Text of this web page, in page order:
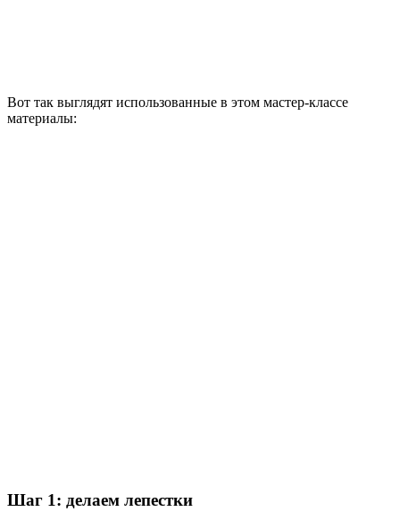
Вот так выглядят использованные в этом мастер-классе
материалы:
Шаг 1: делаем лепестки